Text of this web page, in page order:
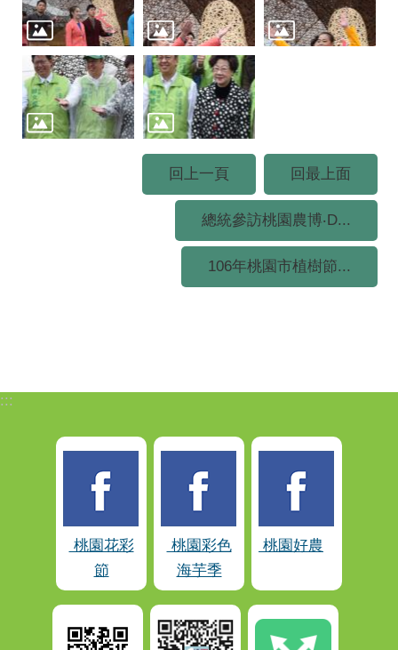
回上一頁 回最上面
總統參訪桃園農博‧D...
106年桃園市植樹節...
:::
桃園花彩
節
桃園彩色
海芋季
桃園好農